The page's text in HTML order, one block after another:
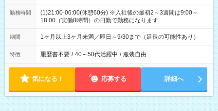
勤務時間
(1)21:00-06:00(休憩60分) ※入社後の最初2～3週間は9:00～
18:00（実働8時間）の日勤で勤務になります
期間 1ヶ月以上3ヶ月未満／即日～9/30まで（延長の可能性あり）
特徴 履歴書不要 / 40～50代活躍中 / 服装自由
気になる！ 応募する 詳細へ